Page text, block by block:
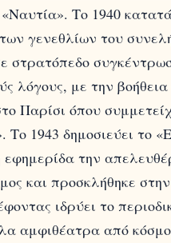
Το 1940
γενεθλίων του
στρατόπεδο
λόγους, με την
Παρίσι όπου
Το 1943 δημοσιεύει το
την
και προσκλήθηκε
ιδρύει το
αμφιθέατρα από